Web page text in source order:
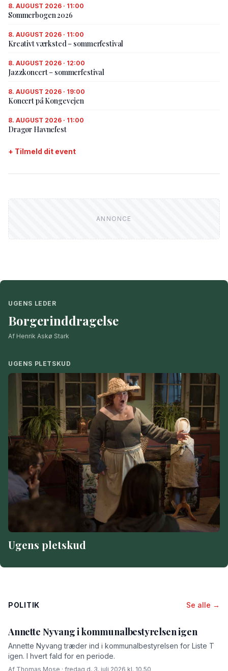
8. AUGUST 2026 · 11:00
Sommerbogen 2026
8. AUGUST 2026 · 11:00
Kreativt værksted – sommerfestival
8. AUGUST 2026 · 12:00
Jazzkoncert – sommerfestival
8. AUGUST 2026 · 19:00
Koncert på Kongevejen
8. AUGUST 2026 · 11:00
Dragør Havnefest
+ Tilmeld dit event
UGENS LEDER
Borgerinddragelse
Af Henrik Askø Stark
UGENS PLETSKUD
Ugens pletskud
POLITIK Se alle →
Annette Nyvang i kommunalbestyrelsen igen
Annette Nyvang træder ind i kommunalbestyrelsen for Liste T
igen. I hvert fald for en periode.
Af Thomas Mose · fredag d. 3. juli 2026 kl. 10.50